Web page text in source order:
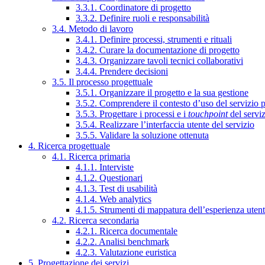
3.3.1. Coordinatore di progetto
3.3.2. Definire ruoli e responsabilità
3.4. Metodo di lavoro
3.4.1. Definire processi, strumenti e rituali
3.4.2. Curare la documentazione di progetto
3.4.3. Organizzare tavoli tecnici collaborativi
3.4.4. Prendere decisioni
3.5. Il processo progettuale
3.5.1. Organizzare il progetto e la sua gestione
3.5.2. Comprendere il contesto d’uso del servizio
3.5.3. Progettare i processi e i touchpointdel
3.5.4. Realizzare l’interfaccia utente del servizio
3.5.5. Validare la soluzione ottenuta
4. Ricerca progettuale
4.1. Ricerca primaria
4.1.1. Interviste
4.1.2. Questionari
4.1.3. Test di usabilità
4.1.4. Web analytics
4.1.5. Strumenti di mappatura dell’esperienza
4.2. Ricerca secondaria
4.2.1. Ricerca documentale
4.2.2. Analisi benchmark
4.2.3. Valutazione euristica
5. Progettazione dei servizi